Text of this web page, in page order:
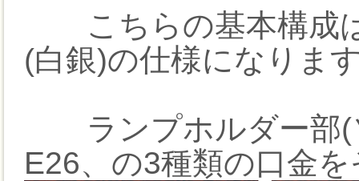
こちらの基本構成
(白銀)の仕様になりま
ランプホルダー部(
E26、の3種類の口金